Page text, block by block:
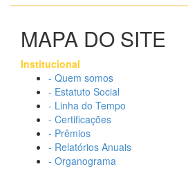
MAPA DO SITE
Institucional
- Quem somos
- Estatuto Social
- Linha do Tempo
- Certificações
- Prêmios
- Relatórios Anuais
- Organograma